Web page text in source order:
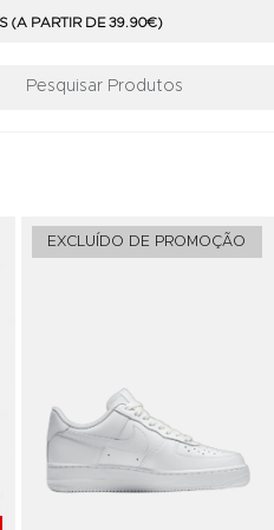
(A PARTIR DE 39.90€)
Produtos
Adicionar aos Favoritos
EXCLUÍDO DE PROMOÇÃO